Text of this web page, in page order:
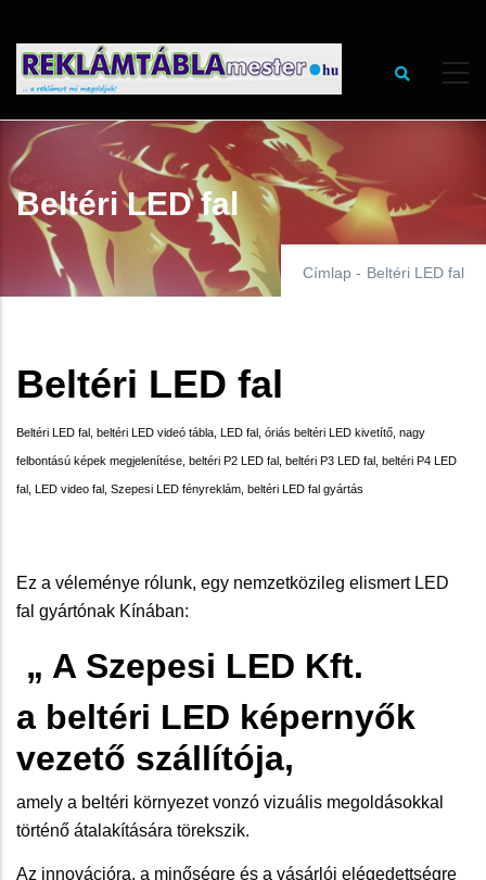
tartalomra
Beltéri LED fal
Címlap - Beltéri LED fal
Beltéri LED fal
Beltéri LED fal, beltéri LED videó tábla, LED fal, óriás beltéri LED kivetítő, nagy
felbontású képek megjelenítése, beltéri P2 LED fal, beltéri P3 LED fal, beltéri P4 LED
fal, LED video fal, Szepesi LED fényreklám, beltéri LED fal gyártás
Ez a véleménye rólunk, egy nemzetközileg elismert LED
fal gyártónak Kínában:
„ A Szepesi LED Kft.
a beltéri LED képernyők
vezető szállítója,
amely a beltéri környezet vonzó vizuális megoldásokkal
történő átalakítására törekszik.
Az innovációra, a minőségre és a vásárlói elégedettségre